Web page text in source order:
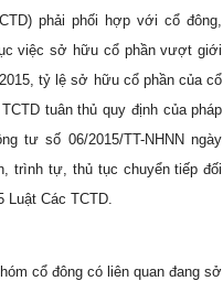
phải phối hợp với cổ đông,
việc sở hữu cổ phần vượt giới
tỷ lệ sở hữu cổ phần của cổ
tuân thủ quy định của pháp
tư số 06/2015/TT-NHNN ngày
trình tự, thủ tục chuyển tiếp đối
Các TCTD.
cổ đông có liên quan đang sở